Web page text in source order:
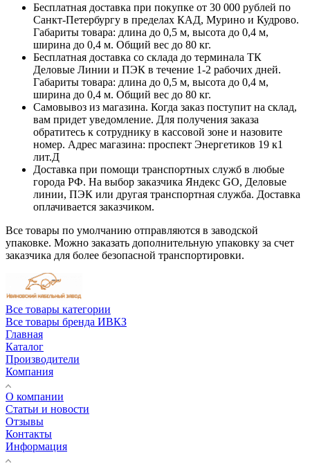
Бесплатная доставка при покупке от 30 000 рублей по
Санкт-Петербургу в пределах КАД, Мурино и Кудрово.
Габариты товара: длина до 0,5 м, высота до 0,4 м,
ширина до 0,4 м. Общий вес до 80 кг.
Бесплатная доставка со склада до терминала ТК
Деловые Линии и ПЭК в течение 1-2 рабочих дней.
Габариты товара: длина до 0,5 м, высота до 0,4 м,
ширина до 0,4 м. Общий вес до 80 кг.
Самовывоз из магазина. Когда заказ поступит на склад,
вам придет уведомление. Для получения заказа
обратитесь к сотруднику в кассовой зоне и назовите
номер. Адрес магазина: проспект Энергетиков 19 к1
лит.Д
Доставка при помощи транспортных служб в любые
города РФ. На выбор заказчика Яндекс GO, Деловые
линии, ПЭК или другая транспортная служба. Доставка
оплачивается заказчиком.
Все товары по умолчанию отправляются в заводской
упаковке. Можно заказать дополнительную упаковку за счет
заказчика для более безопасной транспортировки.
Все товары категории
Все товары бренда ИВКЗ
Главная
Каталог
Производители
Компания
О компании
Статьи и новости
Отзывы
Контакты
Информация